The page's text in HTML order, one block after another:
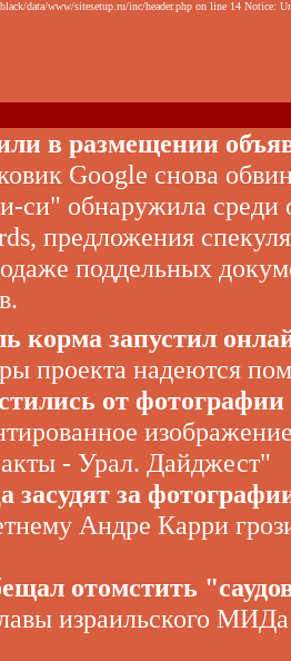
data/www/sitesetup.ru/inc/header.php on line 14 Notice:
в размещении
Google снова
си" обнаружила среди
предложения
поддельных
корма запустил
проекта надеются
от фотографии
- Урал. Дайджест"
засудят за
Андре Карри
отомстить
израильского